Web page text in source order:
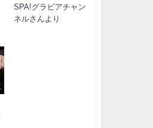
SPA!グラビアチャン
ネルさんより